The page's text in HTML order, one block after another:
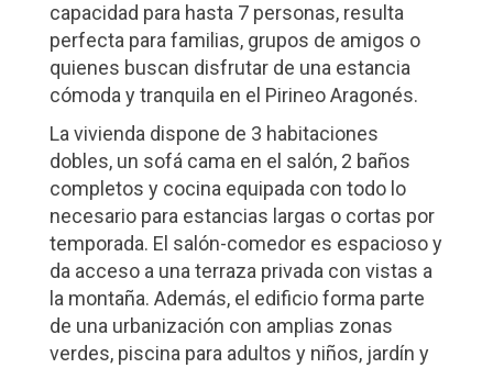
capacidad para hasta 7 personas, resulta
perfecta para familias, grupos de amigos o
quienes buscan disfrutar de una estancia
cómoda y tranquila en el Pirineo Aragonés.
La vivienda dispone de 3 habitaciones
dobles, un sofá cama en el salón, 2 baños
completos y cocina equipada con todo lo
necesario para estancias largas o cortas por
temporada. El salón-comedor es espacioso y
da acceso a una terraza privada con vistas a
la montaña. Además, el edificio forma parte
de una urbanización con amplias zonas
verdes, piscina para adultos y niños, jardín y